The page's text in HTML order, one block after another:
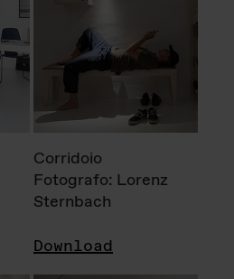
Corridoio
Fotografo: Lorenz
Sternbach
Download